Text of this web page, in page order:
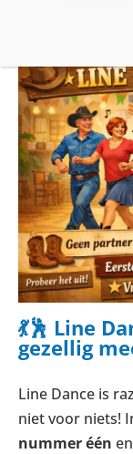
💃🕺 Line
gezellig
Line Dance is
niet voor niets!
nummer één